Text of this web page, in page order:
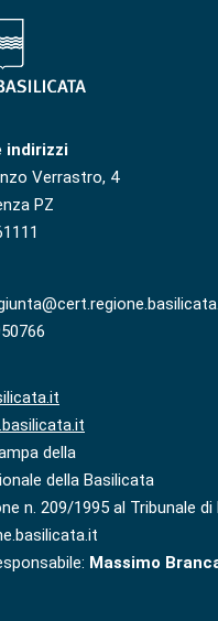
indirizzi
Verrastro, 4
PZ
della
della Basilicata
n. 209/1995 al Tribunale
Massimo